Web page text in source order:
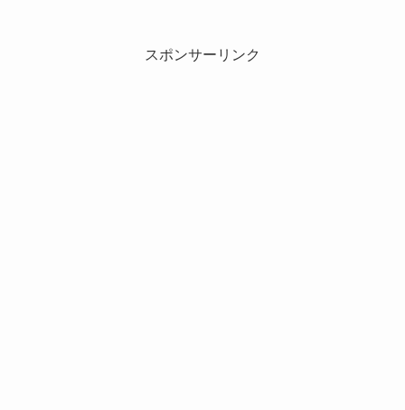
スポンサーリンク